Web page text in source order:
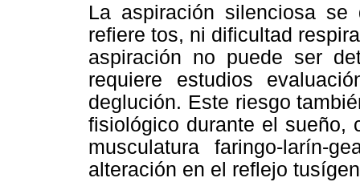
La aspiración silenciosa
refiere tos, ni dificultad
aspiración no puede ser
requiere estudios
deglución. Este riesgo
fisiológico durante el sueño,
musculatura faringo-larín-
alteración en el reflejo